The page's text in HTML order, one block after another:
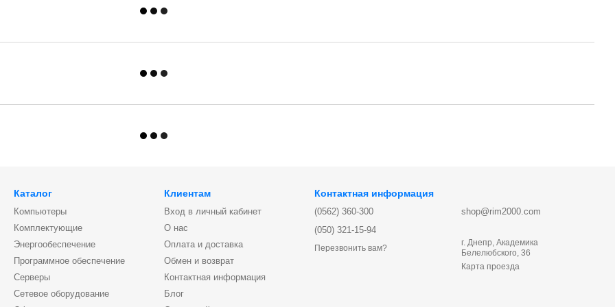
Каталог
Компьютеры
Комплектующие
Энергообеспечение
Программное обеспечение
Серверы
Сетевое оборудование
Клиентам
Вход в личный кабинет
О нас
Оплата и доставка
Обмен и возврат
Контактная информация
Блог
Контактная информация
(0562) 360-300
(050) 321-15-94
Перезвонить вам?
shop@rim2000.com
г. Днепр, Академика
Белелюбского, 36
Карта проезда